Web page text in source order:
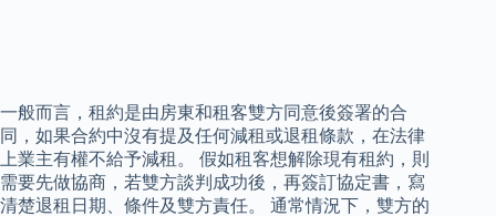
一般而言，租約是由房東和租客雙方同意後簽署的合
同，如果合約中沒有提及任何減租或退租條款，在法律
上業主有權不給予減租。 假如租客想解除現有租約，則
需要先做協商，若雙方談判成功後，再簽訂協定書，寫
清楚退租日期、條件及雙方責任。 通常情況下，雙方的